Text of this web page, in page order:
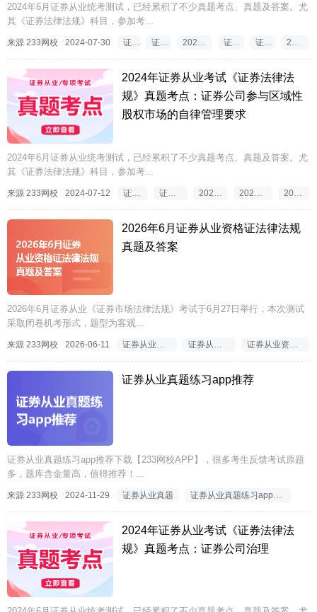
2024年6月证券从业统考测试，已经累积了不少真题考点、真题及答案。尤
其《证券法律法规》科目，参加考...
来源 233网校 2024-07-30 证券从业资格考试真题及答案 证券从业资格考试2024年真题 证券从业资格考试真题及考点
2024年证券从业考试《证券法律法
规》真题考点：证券公司参与区域性
股权市场的自律管理要求
2024年6月证券从业统考测试，已经累积了不少真题考点、真题及答案。尤
其《证券法律法规》科目，参加考...
来源 233网校 2024-07-12 证券从业资格考试真题 证券从业真题练习app推荐 2024证券从业资格考试真题 2024证券从业资格考试真题考点 2024证券从业真题下载
2026年6月证券从业资格证法律法规
真题及答案
2026年6月证券从业《证券市场法律法规》考试于6月27日举行，本次测试
采取闭卷机考形式，题型为客观...
来源 233网校 2026-06-11
证券从业真题练习app推荐
证券从业真题练习app推荐下载【233网校APP】，很多考生反馈考试原题
多，题库含金量高，值得推荐！...
来源 233网校 2024-11-29 证券从业真题 证券从业真题练习app推荐
2024年证券从业考试《证券法律法
规》真题考点：证券公司治理